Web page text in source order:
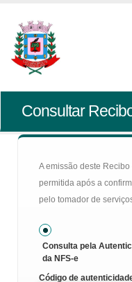
Consultar
A emissão deste
permitida após a
pelo tomador de
Consulta pela
da NFS-e
Código de